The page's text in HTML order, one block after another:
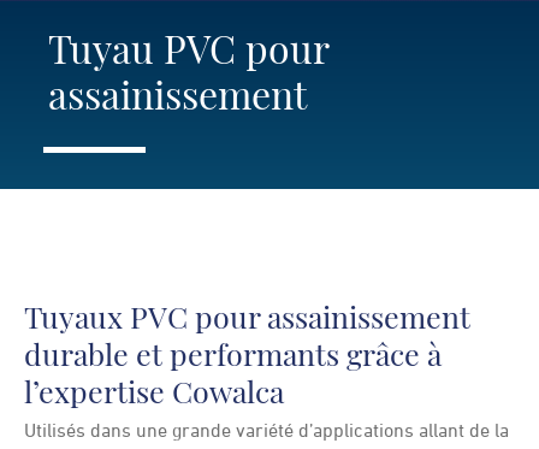
Tuyau PVC pour
assainissement
Tuyaux PVC pour assainissement
durable et performants grâce à
l’expertise Cowalca
Utilisés dans une grande variété d’applications allant de la